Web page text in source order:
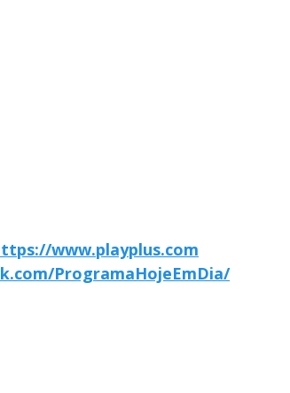
www.playplus.com
ProgramaHojeEmDia/